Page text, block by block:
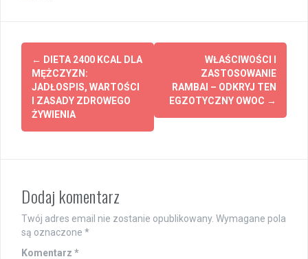
Post
navigation
← DIETA 2400 KCAL DLA
MĘŻCZYZN:
JADŁOSPIS, WARTOŚCI
I ZASADY ZDROWEGO
ŻYWIENIA
WŁAŚCIWOŚCI I
ZASTOSOWANIE
RAMBAI – ODKRYJ TEN
EGZOTYCZNY OWOC →
Dodaj komentarz
Twój adres email nie zostanie opublikowany. Wymagane pola
są oznaczone *
Komentarz *